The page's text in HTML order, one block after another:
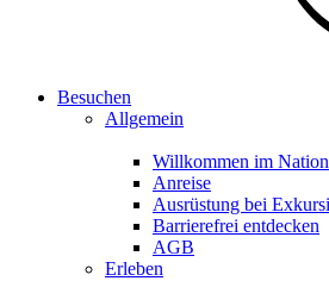
Besuchen
Allgemein
Willkommen im
Anreise
Ausrüstung bei
Barrierefrei entdecken
AGB
Erleben